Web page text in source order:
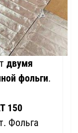
двумя
фольги.
150
Фольга